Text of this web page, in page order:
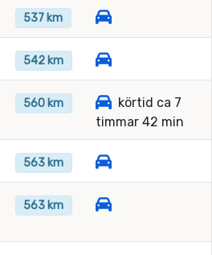
537 km
542 km
560 km
körtid ca 7
timmar 42 min
563 km
563 km